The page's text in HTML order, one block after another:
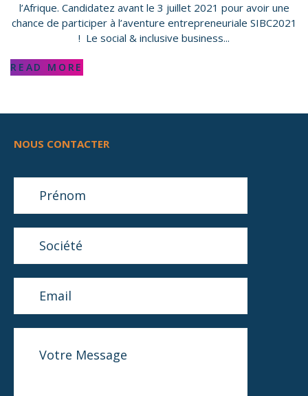
l’Afrique. Candidatez avant le 3 juillet 2021 pour avoir une
chance de participer à l’aventure entrepreneuriale SIBC2021
! Le social & inclusive business...
READ MORE
NOUS CONTACTER